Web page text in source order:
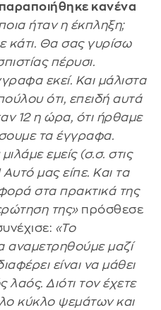
κανένα
ήταν η έκπληξη;
κάτι. Θα σας γυρίσω
πέρυσι.
εκεί. Και μάλιστα
ότι, επειδή αυτά
12 η ώρα, ότι ήρθαμε
τα έγγραφα.
εμείς (σ.σ. στις
μας είπε. Και τα
στα πρακτικά της
της»πρόσθεσε
«Το
αναμετρηθούμε μαζί
είναι να μάθει
λαός. Διότι τον έχετε
κύκλο ψεμάτων και